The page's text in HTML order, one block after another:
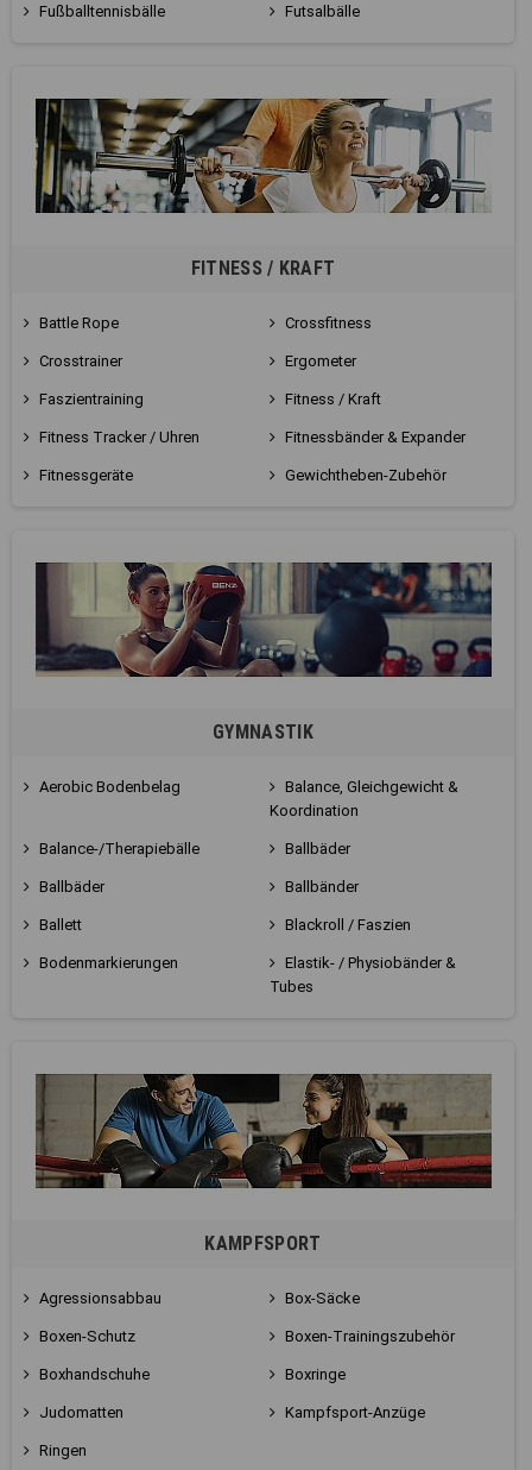
Fußballtennisbälle Futsalbälle
FITNESS / KRAFT
Battle Rope Crossfitness
Crosstrainer Ergometer
Faszientraining Fitness / Kraft
Fitness Tracker / Uhren Fitnessbänder & Expander
Fitnessgeräte Gewichtheben-Zubehör
GYMNASTIK
Aerobic Bodenbelag
Balance, Gleichgewicht &
Koordination
Balance-/Therapiebälle Ballbäder
Ballbäder Ballbänder
Ballett Blackroll / Faszien
Bodenmarkierungen
Elastik- / Physiobänder &
Tubes
KAMPFSPORT
Agressionsabbau Box-Säcke
Boxen-Schutz Boxen-Trainingszubehör
Boxhandschuhe Boxringe
Judomatten Kampfsport-Anzüge
Ringen